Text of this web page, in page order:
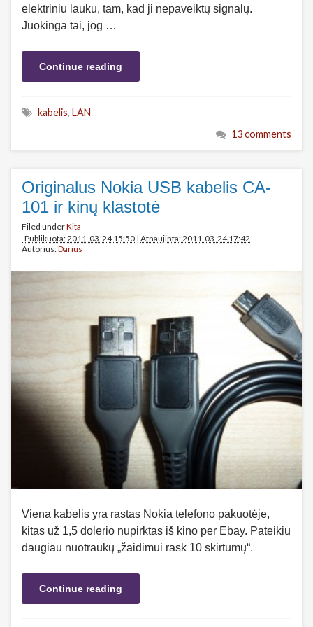
elektriniu lauku, tam, kad ji nepaveiktų signalų.
Juokinga tai, jog …
Continue reading
kabelis, LAN
13 comments
Originalus Nokia USB kabelis CA-
101 ir kinų klastotė
Filed underKita
Publikuota: 2011-03-24 15:50 | Atnaujinta: 2011-03-24 17:42
Autorius:Darius
Viena kabelis yra rastas Nokia telefono pakuotėje,
kitas už 1,5 dolerio nupirktas iš kino per Ebay. Pateikiu
daugiau nuotraukų „žaidimui rask 10 skirtumų“.
Continue reading